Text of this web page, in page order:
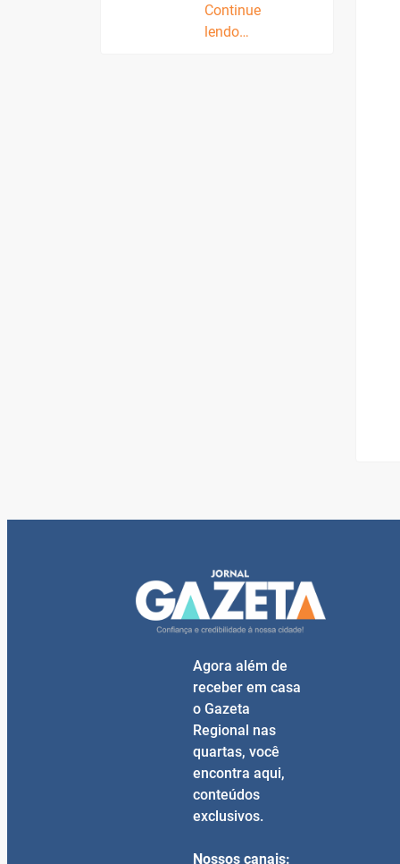
Continue
lendo…
Agora além de
receber em casa
o Gazeta
Regional nas
quartas, você
encontra aqui,
conteúdos
exclusivos.
Nossos canais: